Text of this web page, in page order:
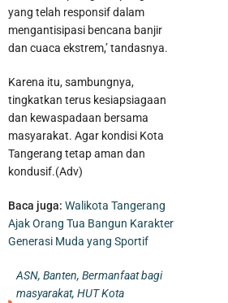
yang telah responsif dalam
mengantisipasi bencana banjir
dan cuaca ekstrem,’ tandasnya.
Karena itu, sambungnya,
tingkatkan terus kesiapsiagaan
dan kewaspadaan bersama
masyarakat. Agar kondisi Kota
Tangerang tetap aman dan
kondusif.(Adv)
Baca juga: Walikota Tangerang
Ajak Orang Tua Bangun Karakter
Generasi Muda yang Sportif
ASN,Banten,Bermanfaat bagi
masyarakat,HUT Kota